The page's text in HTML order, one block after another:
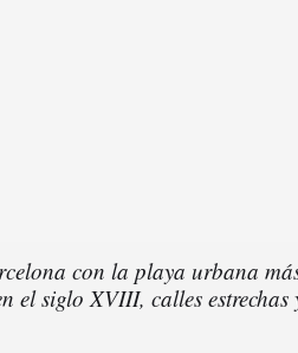
con la playa urbana
el siglo XVIII, calles estrechas